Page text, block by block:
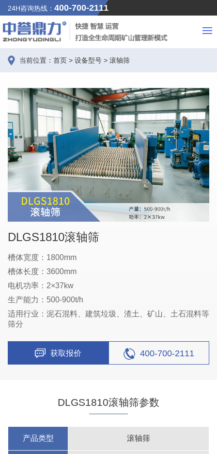
24H咨询热线： 400-700-2111
当前位置： 首页 > 设备型号 > 滚轴筛
DLGS1810滚轴筛
槽体宽度：1800mm
槽体长度：3600mm
电机功率：2×37kw
生产能力：500-900t/h
适用行业：泥石混料、建筑垃圾、渣土、矿山、土石混料等
筛分
获取报价 400-700-2111
DLGS1810滚轴筛参数
产品类型 滚轴筛